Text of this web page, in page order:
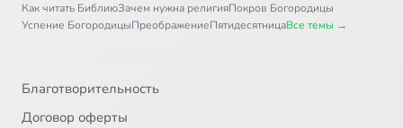
Как читать БиблиюЗачем нужна религияПокров Богородицы
Успение БогородицыПреображениеПятидесятницаВсе темы →
Благотворительность
Договор оферты